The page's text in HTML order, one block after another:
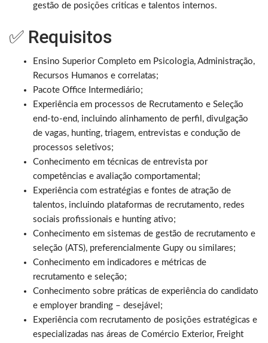
gestão de posições criticas e talentos internos.
✅ Requisitos
Ensino Superior Completo em Psicologia, Administração,
Recursos Humanos e correlatas;
Pacote Office Intermediário;
Experiência em processos de Recrutamento e Seleção
end-to-end, incluindo alinhamento de perfil, divulgação
de vagas, hunting, triagem, entrevistas e condução de
processos seletivos;
Conhecimento em técnicas de entrevista por
competências e avaliação comportamental;
Experiência com estratégias e fontes de atração de
talentos, incluindo plataformas de recrutamento, redes
sociais profissionais e hunting ativo;
Conhecimento em sistemas de gestão de recrutamento e
seleção (ATS), preferencialmente Gupy ou similares;
Conhecimento em indicadores e métricas de
recrutamento e seleção;
Conhecimento sobre práticas de experiência do candidato
e employer branding – desejável;
Experiência com recrutamento de posições estratégicas e
especializadas nas áreas de Comércio Exterior, Freight